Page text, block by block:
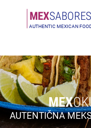
MEXSABORES
AUTHENTIC MEXICAN
MEX
AUTENTIČNA